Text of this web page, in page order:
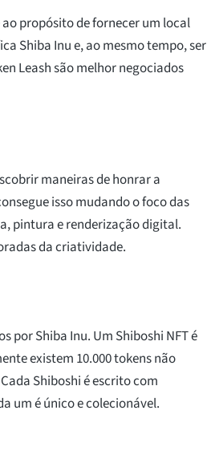
propósito de fornecer um local
Shiba Inu e, ao mesmo tempo, ser
Leash são melhor negociados
maneiras de honrar a
isso mudando o foco das
pintura e renderização digital.
da criatividade.
por Shiba Inu. Um Shiboshi NFT é
existem 10.000 tokens não
Shiboshi é escrito com
um é único e colecionável.